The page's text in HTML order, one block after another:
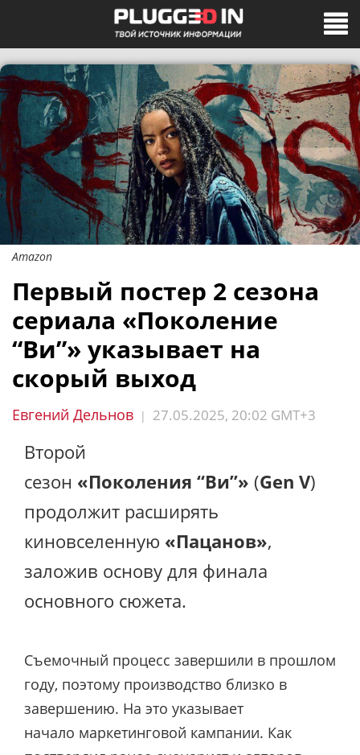
Amazon
Первый постер 2 сезона
сериала «Поколение
“Ви”» указывает на
скорый выход
Евгений Дельнов | 27.05.2025, 20:02 GMT+3
Второй
сезон «Поколения “Ви”» (Gen V)
продолжит расширять
киновселенную «Пацанов»,
заложив основу для финала
основного сюжета.
Съемочный процесс завершили в прошлом
году, поэтому производство близко в
завершению. На это указывает
начало маркетинговой кампании. Как